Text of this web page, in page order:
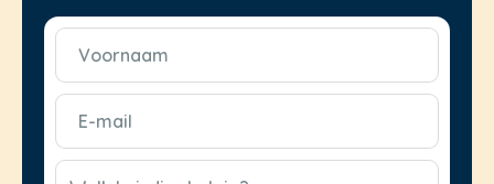
Voornaam
(Vereist)
E-
mail
(Vereist)
CAPTCHA